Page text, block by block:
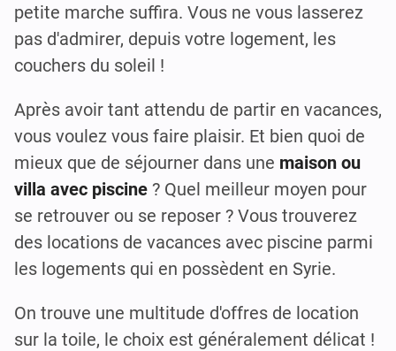
petite marche suffira. Vous ne vous lasserez
pas d'admirer, depuis votre logement, les
couchers du soleil !
Après avoir tant attendu de partir en vacances,
vous voulez vous faire plaisir. Et bien quoi de
mieux que de séjourner dans une maison ou
villa avec piscine ? Quel meilleur moyen pour
se retrouver ou se reposer ? Vous trouverez
des locations de vacances avec piscine parmi
les logements qui en possèdent en Syrie.
On trouve une multitude d'offres de location
sur la toile, le choix est généralement délicat !